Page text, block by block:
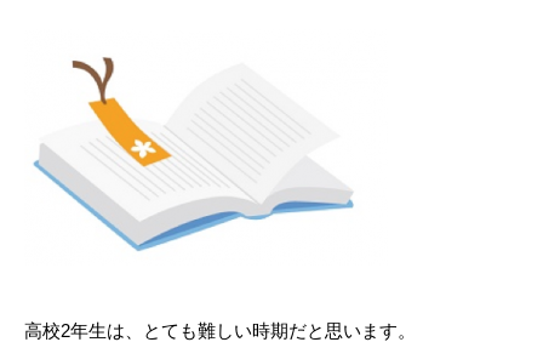
高校2年生は、とても難しい時期だと思います。